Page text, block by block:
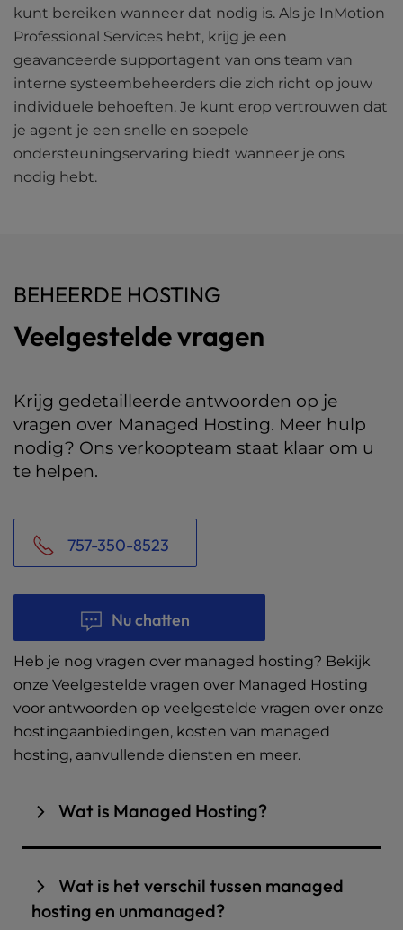
kunt bereiken wanneer dat nodig is. Als je InMotion
Professional Services hebt, krijg je een
geavanceerde supportagent van ons team van
interne systeembeheerders die zich richt op jouw
individuele behoeften. Je kunt erop vertrouwen dat
je agent je een snelle en soepele
ondersteuningservaring biedt wanneer je ons
nodig hebt.
BEHEERDE HOSTING
Veelgestelde vragen
Krijg gedetailleerde antwoorden op je
vragen over Managed Hosting. Meer hulp
nodig? Ons verkoopteam staat klaar om u
te helpen.
757-350-8523
Nu chatten
Heb je nog vragen over managed hosting? Bekijk
onze Veelgestelde vragen over Managed Hosting
voor antwoorden op veelgestelde vragen over onze
hostingaanbiedingen, kosten van managed
hosting, aanvullende diensten en meer.
Wat is Managed Hosting?
Managed hosting verwijst naar een
de volledige inrichting,het beheeren het
onderhoud van een server en de bijbehorende
Wat is het verschil tussen managed
hosting en unmanaged?